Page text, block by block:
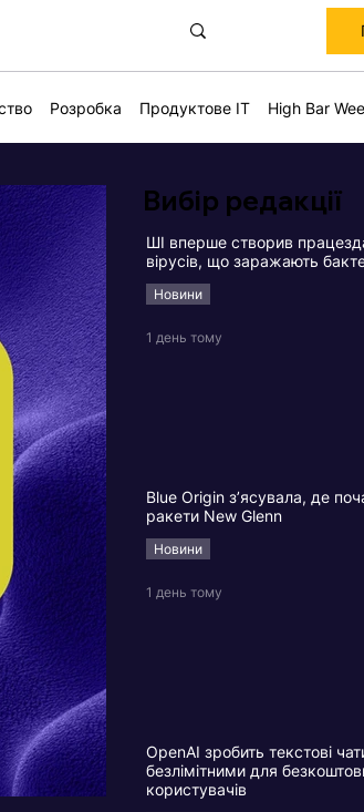
Розробка Продуктове IT High Bar
Вибір редакції
ШІ вперше створив
вірусів, що заражають
Новини
1 день тому
Blue Origin з’ясувала, де
ракети New Glenn
Новини
1 день тому
OpenAI зробить текстові
безлімітними для
користувачів